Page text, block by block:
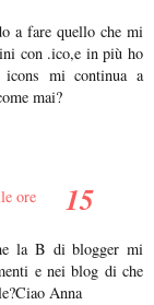
a fare quello che mi
con .ico,e in più ho
icons mi continua a
mai?
ore
la B di blogger mi
e nei blog di che
Anna